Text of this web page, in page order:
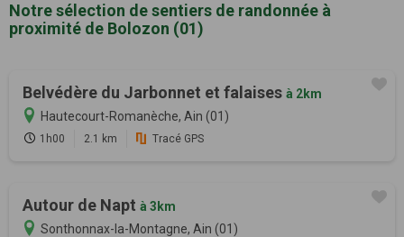
Notre sélection de sentiers de randonnée à
proximité de Bolozon (01)
Belvédère du Jarbonnet et falaises à 2km
Hautecourt-Romanèche, Ain (01)
1h00 2.1 km Tracé GPS
Autour de Napt à 3km
Sonthonnax-la-Montagne, Ain (01)